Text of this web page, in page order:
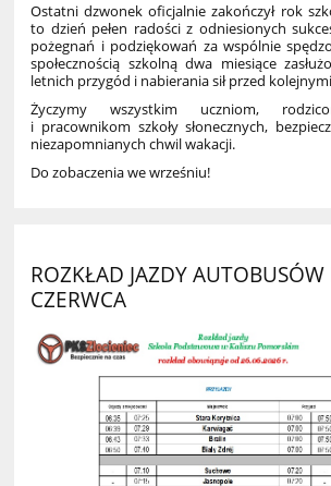
Ostatni dzwonek oficjalnie zakończył rok
to dzień pełen radości z odniesionych
pożegnań i podziękowań za wspólnie
społecznością szkolną dwa miesiące
letnich przygód i nabierania sił przed
Życzymy wszystkim uczniom,
i pracownikom szkoły słonecznych,
niezapomnianych chwil wakacji.
Do zobaczenia we wrześniu!
ROZKŁAD JAZDY
CZERWCA